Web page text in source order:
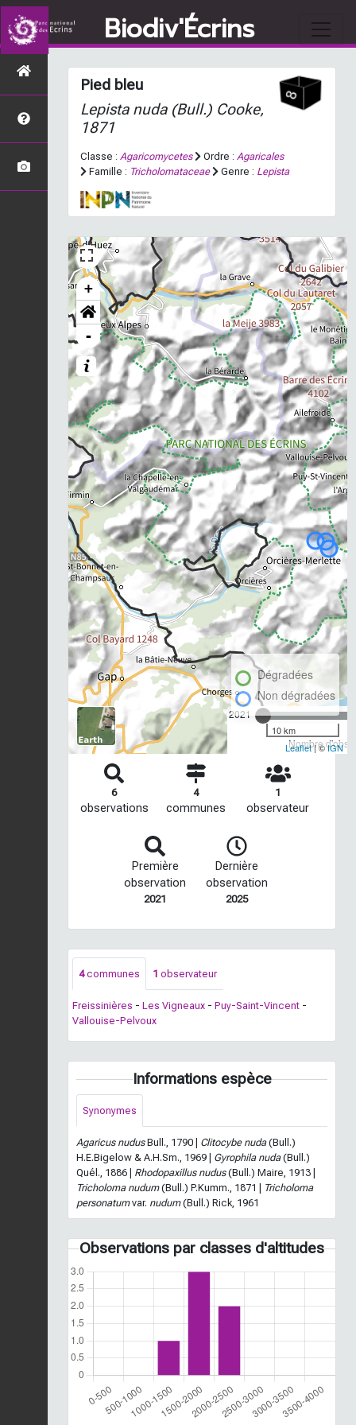
Biodiv'Écrins
Pied bleu
Lepista nuda(Bull.) Cooke,
1871
Classe : Agaricomycetes Ordre : Agaricales
Famille : Tricholomataceae Genre : Lepista
+
-
2021
Nombre
Dégradées
Non dégradées
10 km
Leaflet| ©IGN
6
observations
4
communes
1
observateur
Première
observation
2021
Dernière
observation
2025
4communes 1 observateur
Freissinières - Les Vigneaux - Puy-Saint-Vincent -
Vallouise-Pelvoux
Informations espèce
Synonymes
Agaricus nudusBull., 1790 | Clitocybe nuda(Bull.)
H.E.Bigelow & A.H.Sm., 1969 | Gyrophila nuda(Bull.)
Quél., 1886 | Rhodopaxillus nudus(Bull.) Maire, 1913 |
Tricholoma nudum(Bull.) P.Kumm., 1871 | Tricholoma
personatumvar. nudum(Bull.) Rick, 1961
Observations par classes d'altitudes